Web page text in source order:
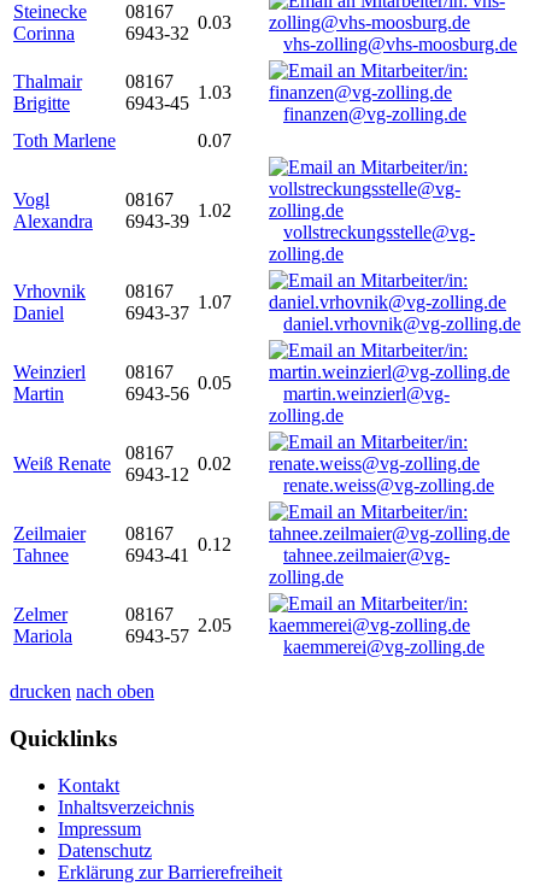
Steinecke
Corinna
08167
6943-32
0.03
vhs-zolling@vhs-moosburg.de
Thalmair
Brigitte
08167
6943-45
1.03
finanzen@vg-zolling.de
Toth Marlene
0.07
Vogl
Alexandra
08167
6943-39
1.02
vollstreckungsstelle@vg-
zolling.de
Vrhovnik
Daniel
08167
6943-37
1.07
daniel.vrhovnik@vg-zolling.de
Weinzierl
Martin
08167
6943-56
0.05
martin.weinzierl@vg-
zolling.de
Weiß Renate
08167
6943-12
0.02
renate.weiss@vg-zolling.de
Zeilmaier
Tahnee
08167
6943-41
0.12
tahnee.zeilmaier@vg-
zolling.de
Zelmer
Mariola
08167
6943-57
2.05
kaemmerei@vg-zolling.de
drucken nach oben
Quicklinks
Kontakt
Inhaltsverzeichnis
Impressum
Datenschutz
Erklärung zur Barrierefreiheit